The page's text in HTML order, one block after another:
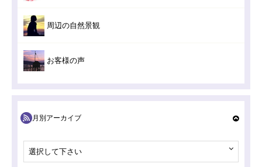
周辺の自然景観
お客様の声
月別アーカイブ
選択して下さい